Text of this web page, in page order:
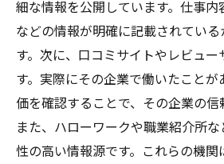
細な情報を公開しています。仕事
などの情報が明確に記載されてい
す。次に、口コミサイトやレビュ
す。実際にその企業で働いたこと
価を確認することで、その企業の信
また、ハローワークや職業紹介所
性の高い情報源です。これらの機